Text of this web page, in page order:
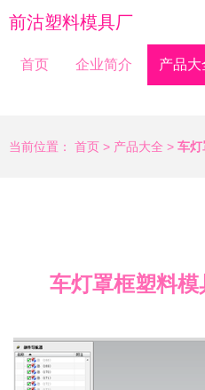
前沽塑料模具厂
首页 企业简介 产品大
当前位置： 首页 > 产品大全 > 车灯
车灯罩框塑料